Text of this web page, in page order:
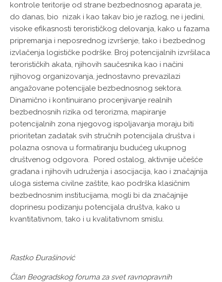
kontrole teritorije od strane bezbednosnog aparata je,
do danas, bio nizak i kao takav bio je razlog, ne i jedini,
visoke efikasnosti terorističkog delovanja, kako u fazama
pripremanja i neposrednog izvršenje, tako i bezbednog
izvlačenja logističke podrške. Broj potencijalnih izvršilaca
terorističkih akata, njihovih saučesnika kao i načini
njihovog organizovanja, jednostavno prevazilazi
angažovane potencijale bezbednosnog sektora.
Dinamično i kontinuirano procenjivanje realnih
bezbednosnih rizika od terorizma, mapiranje
potencijalnih zona njegovog ispoljavanja moraju biti
prioritetan zadatak svih stručnih potencijala društva i
polazna osnova u formatiranju budućeg ukupnog
društvenog odgovora. Pored ostalog, aktivnije učešće
građana i njihovih udruženja i asocijacija, kao i značajnija
uloga sistema civilne zaštite, kao podrška klasičnim
bezbednosnim institucijama, mogli bi da značajnije
doprinesu podizanju potencijala društva, kako u
kvantitativnom, tako i u kvalitativnom smislu.
Rastko Đurašinović
Član Beogradskog foruma za svet ravnopravnih